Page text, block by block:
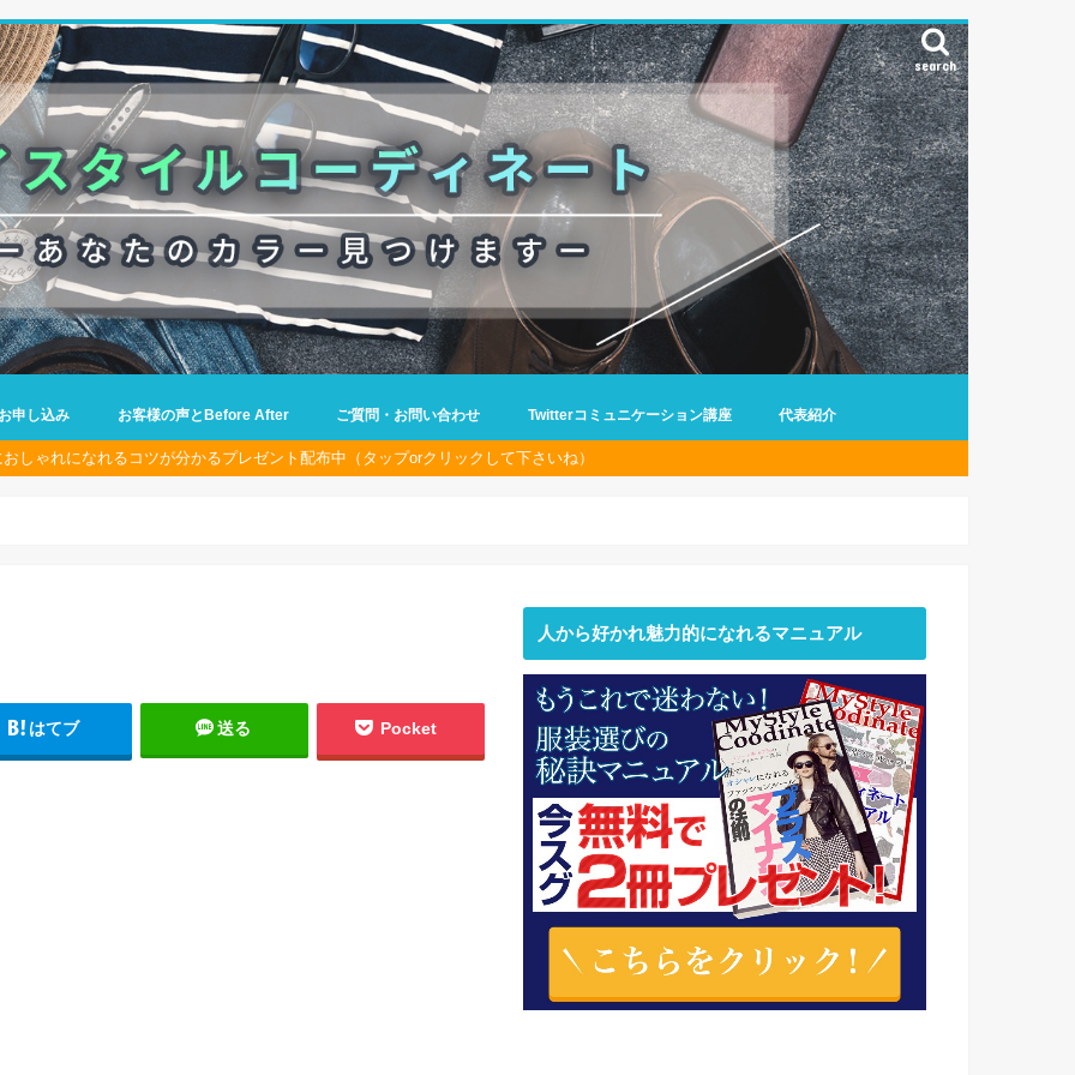
search
申し込み お客様の声とBefore After ご質問・お問い合わせ Twitterコミュニケーション講座 代表紹介
しゃれになれるコツが分かるプレゼント配布中（タップorクリックして下さいね）
はてブ 送る Pocket
人から好かれ魅力的になれるマニュアル